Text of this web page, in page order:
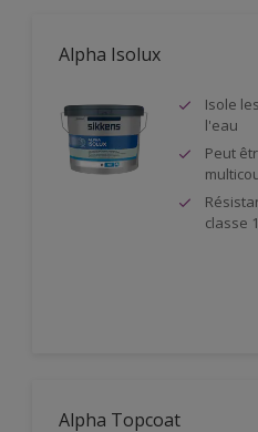
Alpha Isolux
Isole
l'eau
Peut
classe
Alpha Topcoat